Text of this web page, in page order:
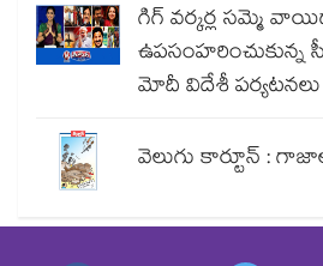
గిగ్ వర్కర్ల సమ్మె
మోదీ విదేశీ
వెలుగు కార్టూన్ :